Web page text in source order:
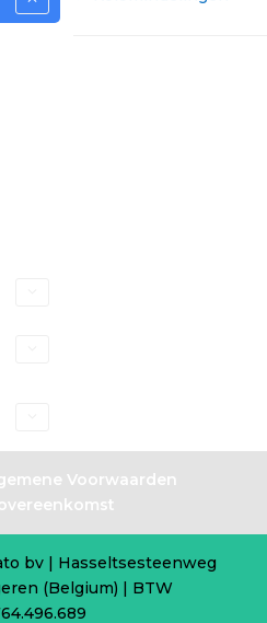
Voorwaarden
bv | Hasseltsesteenweg
(Belgium) | BTW